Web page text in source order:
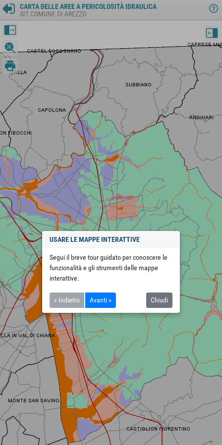
CARTA DELLE AREE A PERICOLOSITÀ IDRAULICA
SIT COMUNE DI AREZZO
USARE LE MAPPE INTERATTIVE
Segui il breve tour guidato per conoscere le
funzionalità e gli strumenti delle mappe
interattive.
« Indietro Avanti » Chiudi